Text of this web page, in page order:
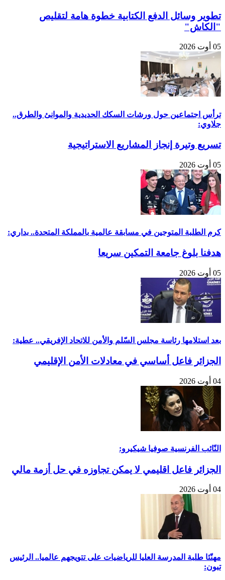
تطوير وسائل الدفع الكتابية خطوة هامة لتقليص
"الكاش"
05 أوت 2026
ترأس اجتماعين حول ورشات السكك الحديدية والموانئ والطرق..
جلاوي:
تسريع وتيرة إنجاز المشاريع الاستراتيجية
05 أوت 2026
كرم الطلبة المتوجين في مسابقة عالمية بالمملكة المتحدة.. بداري:
هدفنا بلوغ جامعة التمكين سريعا
05 أوت 2026
بعد استلامها رئاسة مجلس السّلم والأمن للاتحاد الإفريقي.. عطية:
الجزائر فاعل أساسي في معادلات الأمن الإقليمي
04 أوت 2026
النّائب الفرنسية صوفيا شيكيرو:
الجزائر فاعل اقليمي لا يمكن تجاوزه في حل أزمة مالي
04 أوت 2026
مهنّئا طلبة المدرسة العليا للرياضيات على تتويجهم عالميا.. الرئيس
تبون: